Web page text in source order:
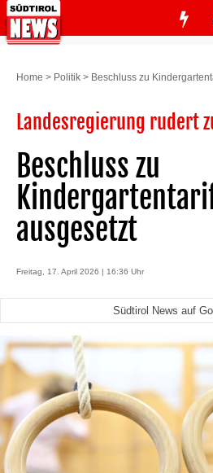
Home > Politik > Beschluss zu
Landesregierung rudert
Beschluss zu
ausgesetzt
Freitag, 17. April 2026 | 16:36 Uhr
Südtirol News auf